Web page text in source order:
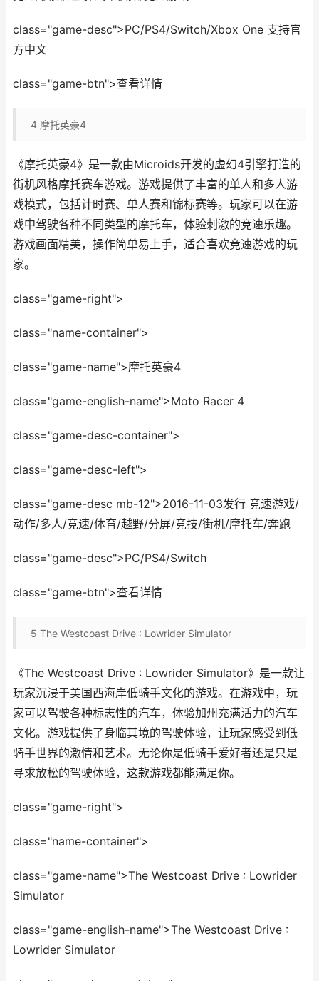
class="game-desc">PC/PS4/Switch/Xbox One 支持官
方中文
class="game-btn">查看详情
4 摩托英豪4
《摩托英豪4》是一款由Microids开发的虚幻4引擎打造的
街机风格摩托赛车游戏。游戏提供了丰富的单人和多人游
戏模式，包括计时赛、单人赛和锦标赛等。玩家可以在游
戏中驾驶各种不同类型的摩托车，体验刺激的竞速乐趣。
游戏画面精美，操作简单易上手，适合喜欢竞速游戏的玩
家。
class="game-right">
class="name-container">
class="game-name">摩托英豪4
class="game-english-name">Moto Racer 4
class="game-desc-container">
class="game-desc-left">
class="game-desc mb-12">2016-11-03发行 竞速游戏/
动作/多人/竞速/体育/越野/分屏/竞技/街机/摩托车/奔跑
class="game-desc">PC/PS4/Switch
class="game-btn">查看详情
5 The Westcoast Drive : Lowrider Simulator
《The Westcoast Drive : Lowrider Simulator》是一款让
玩家沉浸于美国西海岸低骑手文化的游戏。在游戏中，玩
家可以驾驶各种标志性的汽车，体验加州充满活力的汽车
文化。游戏提供了身临其境的驾驶体验，让玩家感受到低
骑手世界的激情和艺术。无论你是低骑手爱好者还是只是
寻求放松的驾驶体验，这款游戏都能满足你。
class="game-right">
class="name-container">
class="game-name">The Westcoast Drive : Lowrider
Simulator
class="game-english-name">The Westcoast Drive :
Lowrider Simulator